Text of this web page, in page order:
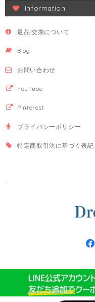
Information
返品·交換について
Blog
お問い合わせ
YouTube
Pinterest
プライバシーポリシー
特定商取引法に基づく表記